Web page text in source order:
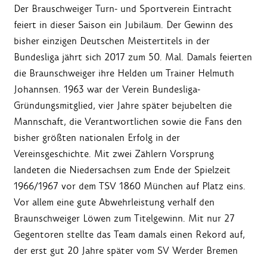
Der Brauschweiger Turn- und Sportverein Eintracht
feiert in dieser Saison ein Jubiläum. Der Gewinn des
bisher einzigen Deutschen Meistertitels in der
Bundesliga jährt sich 2017 zum 50. Mal. Damals feierten
die Braunschweiger ihre Helden um Trainer Helmuth
Johannsen. 1963 war der Verein Bundesliga-
Gründungsmitglied, vier Jahre später bejubelten die
Mannschaft, die Verantwortlichen sowie die Fans den
bisher größten nationalen Erfolg in der
Vereinsgeschichte. Mit zwei Zählern Vorsprung
landeten die Niedersachsen zum Ende der Spielzeit
1966/1967 vor dem TSV 1860 München auf Platz eins.
Vor allem eine gute Abwehrleistung verhalf den
Braunschweiger Löwen zum Titelgewinn. Mit nur 27
Gegentoren stellte das Team damals einen Rekord auf,
der erst gut 20 Jahre später vom SV Werder Bremen